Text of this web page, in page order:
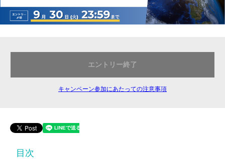
エントリー終了
キャンペーン参加にあたっての注意事項
目次